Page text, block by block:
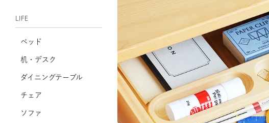
LIFE
ベッド
机・デスク
ダイニングテーブル
チェア
ソファ